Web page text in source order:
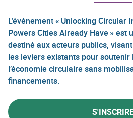
L’événement « Unlocking Circular
Powers Cities Already Have » est
destiné aux acteurs publics,
les leviers existants pour
l’économie circulaire sans
financements.